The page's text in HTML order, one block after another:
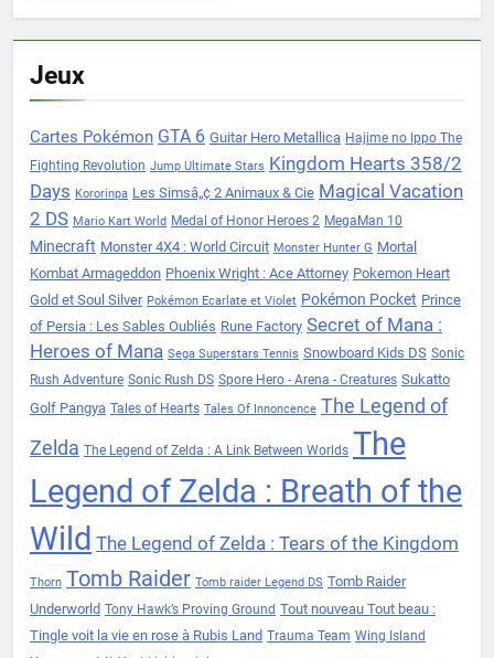
Jeux
Cartes Pokémon GTA 6 Guitar Hero Metallica Hajime no Ippo The
Fighting Revolution Jump Ultimate Stars Kingdom Hearts 358/2
Days Kororinpa Les Simsâ„¢ 2 Animaux & Cie Magical Vacation
2 DS Mario Kart World Medal of Honor Heroes 2 MegaMan 10
Minecraft Monster 4X4 : World Circuit Monster Hunter G Mortal
Kombat Armageddon Phoenix Wright : Ace Attorney Pokemon Heart
Gold et Soul Silver Pokémon Ecarlate et Violet Pokémon Pocket Prince
of Persia : Les Sables Oubliés Rune Factory Secret of Mana :
Heroes of Mana Sega Superstars Tennis Snowboard Kids DS Sonic
Rush Adventure Sonic Rush DS Spore Hero - Arena - Creatures Sukatto
Golf Pangya Tales of Hearts Tales Of Innoncence The Legend of
Zelda The Legend of Zelda : A Link Between Worlds The
Legend of Zelda : Breath of the
Wild The Legend of Zelda : Tears of the Kingdom
Thorn Tomb Raider Tomb raider Legend DS Tomb Raider
Underworld Tony Hawk’s Proving Ground Tout nouveau Tout beau :
Tingle voit la vie en rose à Rubis Land Trauma Team Wing Island